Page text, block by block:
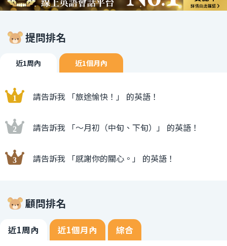
提問排名
近1周內 近1個月內
請告訴我 「旅途愉快！」 的英語！
請告訴我 「〜月初（中旬、下旬）」 的英語！
請告訴我 「感謝你的關心。」 的英語！
顧問排名
近1周內 近1個月內 綜合